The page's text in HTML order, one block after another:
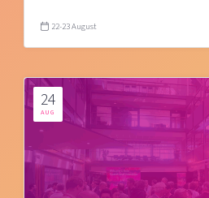
22-23 August
24
AUG